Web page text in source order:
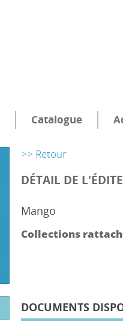
Catalogue
>> Retour
DÉTAIL DE
Mango
Collections
DOCUMENTS